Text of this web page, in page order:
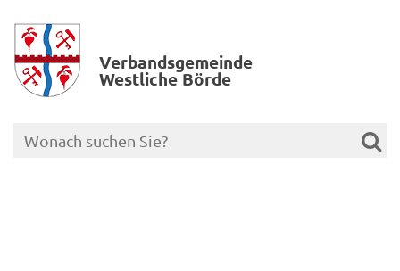
Verbands­gemeinde
Westliche Börde